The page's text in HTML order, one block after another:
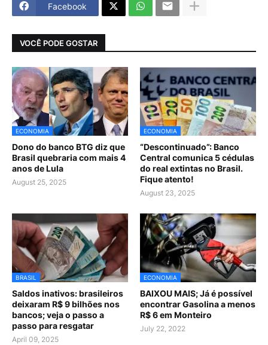
Facebook
VOCÊ PODE GOSTAR
ECONOMIA
Dono do banco BTG diz que
Brasil quebraria com mais 4
anos de Lula
August 25, 2025
ECONOMIA
“Descontinuado”: Banco
Central comunica 5 cédulas
do real extintas no Brasil.
Fique atento!
August 23, 2025
BRASIL
Saldos inativos: brasileiros
deixaram R$ 9 bilhões nos
bancos; veja o passo a
passo para resgatar
April 09, 2025
ECONOMIA
BAIXOU MAIS; Já é possível
encontrar Gasolina a menos
R$ 6 em Monteiro
July 22, 2022